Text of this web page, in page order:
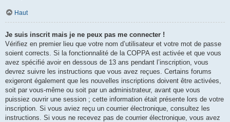
Haut
Je suis inscrit mais je ne peux pas me connecter !
Vérifiez en premier lieu que votre nom d’utilisateur et votre mot de passe
soient corrects. Si la fonctionnalité de la COPPA est activée et que vous
avez spécifié avoir en dessous de 13 ans pendant l’inscription, vous
devrez suivre les instructions que vous avez reçues. Certains forums
exigeront également que les nouvelles inscriptions doivent être activées,
soit par vous-même ou soit par un administrateur, avant que vous
puissiez ouvrir une session ; cette information était présente lors de votre
inscription. Si vous aviez reçu un courrier électronique, consultez les
instructions. Si vous ne recevez pas de courrier électronique, vous avez